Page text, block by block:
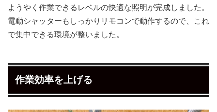
ようやく作業できるレベルの快適な照明が完成しました。
電動シャッターもしっかりリモコンで動作するので、これ
で集中できる環境が整いました。
作業効率を上げる